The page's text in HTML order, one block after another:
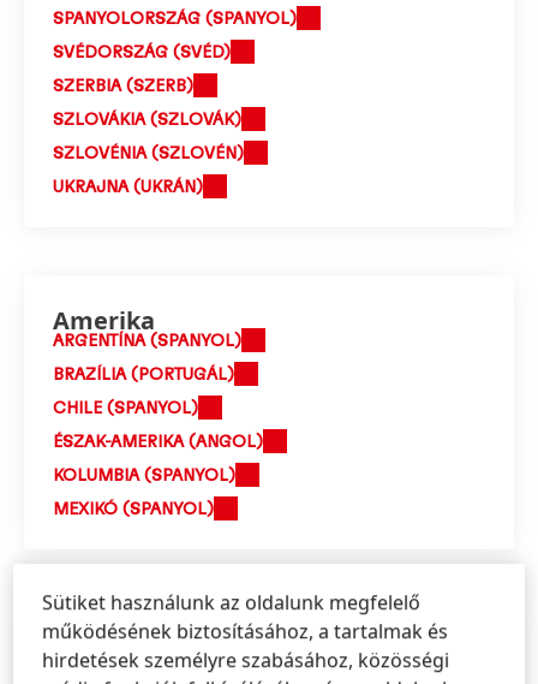
SPANYOLORSZÁG (SPANYOL)
SVÉDORSZÁG (SVÉD)
SZERBIA (SZERB)
SZLOVÁKIA (SZLOVÁK)
SZLOVÉNIA (SZLOVÉN)
UKRAJNA (UKRÁN)
Amerika
ARGENTÍNA (SPANYOL)
BRAZÍLIA (PORTUGÁL)
CHILE (SPANYOL)
ÉSZAK-AMERIKA (ANGOL)
KOLUMBIA (SPANYOL)
MEXIKÓ (SPANYOL)
Ázsiai csendes-óceáni térség
AUSZTRÁLIA ÉS ÚJ-ZÉLAND (ANGOL)
Sütiket használunk az oldalunk megfelelő
működésének biztosításához, a tartalmak és
hirdetések személyre szabásához, közösségi